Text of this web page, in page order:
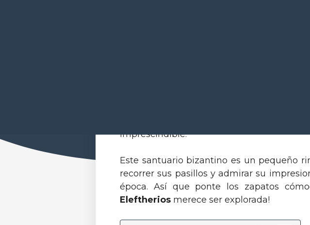
imprescindible.
Este santuario bizantino es un pequeño
recorrer sus pasillos y admirar su
época. Así que ponte los zapatos
Eleftherios merece ser explorada!